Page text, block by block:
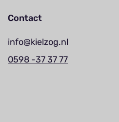
Contact
info@kielzog.nl
0598 -37 37 77